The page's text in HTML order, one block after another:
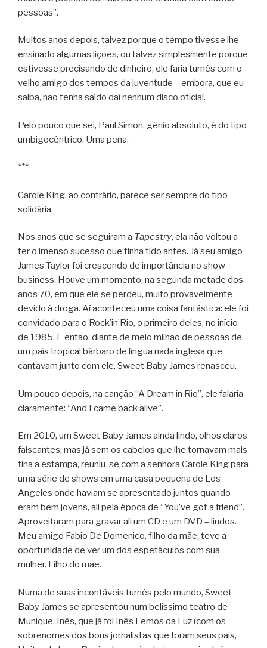
pessoas”.
Muitos anos depois, talvez porque o tempo tivesse lhe
ensinado algumas lições, ou talvez simplesmente porque
estivesse precisando de dinheiro, ele faria turnês com o
velho amigo dos tempos da juventude – embora, que eu
saiba, não tenha saído daí nenhum disco oficial.
Pelo pouco que sei, Paul Simon, gênio absoluto, é do tipo
umbigocêntrico. Uma pena.
***
Carole King, ao contrário, parece ser sempre do tipo
solidária.
Nos anos que se seguiram a Tapestry, ela não voltou a
ter o imenso sucesso que tinha tido antes. Já seu amigo
James Taylor foi crescendo de importância no show
business. Houve um momento, na segunda metade dos
anos 70, em que ele se perdeu, muito provavelmente
devido à droga. Aí aconteceu uma coisa fantástica: ele foi
convidado para o Rock’in’Rio, o primeiro deles, no início
de 1985. E então, diante de meio milhão de pessoas de
um país tropical bárbaro de língua nada inglesa que
cantavam junto com ele, Sweet Baby James renasceu.
Um pouco depois, na canção “A Dream in Rio”, ele falaria
claramente: “And I came back alive”.
Em 2010, um Sweet Baby James ainda lindo, olhos claros
faiscantes, mas já sem os cabelos que lhe tornavam mais
fina a estampa, reuniu-se com a senhora Carole King para
uma série de shows em uma casa pequena de Los
Angeles onde haviam se apresentado juntos quando
eram bem jovens, ali pela época de “You’ve got a friend”.
Aproveitaram para gravar ali um CD e um DVD – lindos.
Meu amigo Fabio De Domenico, filho da mãe, teve a
oportunidade de ver um dos espetáculos com sua
mulher. Filho do mãe.
Numa de suas incontáveis turnês pelo mundo, Sweet
Baby James se apresentou num belíssimo teatro de
Munique. Inês, que já foi Inês Lemos da Luz (com os
sobrenomes dos bons jornalistas que foram seus pais,